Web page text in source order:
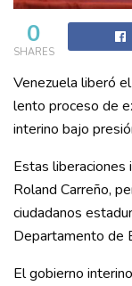
0
SHARES
Venezuela liberó
lento proceso de
interino bajo
Estas liberaciones
Roland Carreño,
ciudadanos
Departamento de
El gobierno